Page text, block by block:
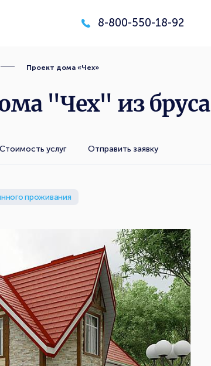
8-800-550-18-92
Проект дома «Чех»
"Чех" из бруса
Стоимость услуг Отправить заявку
проживания